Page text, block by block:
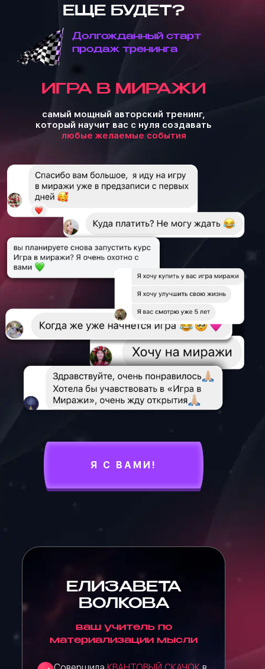
ЕЩЕ БУДЕТ?
Долгожданный старт
продаж тренинга
ИГРА В МИРАЖИ
самый мощный авторский тренинг,
который научит вас с нуля создавать
любые желаемые события
Я С ВАМИ!
ЕЛИЗАВЕТА
ВОЛКОВА
ваш учитель по
материализации мысли